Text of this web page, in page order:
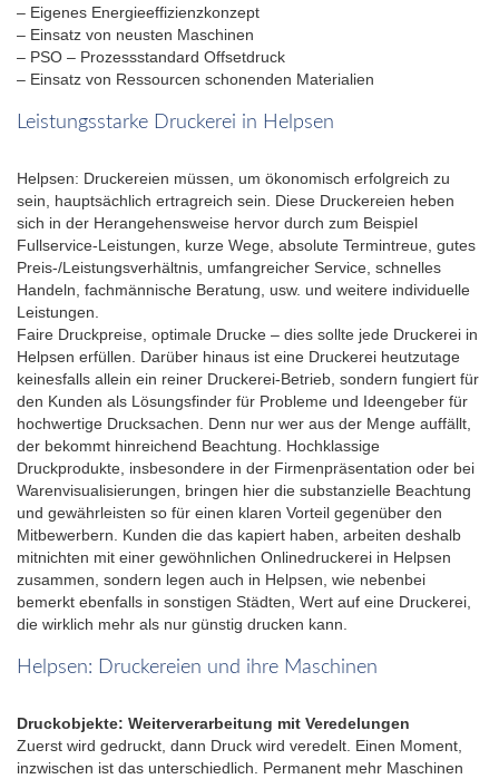
– Eigenes Energieeffizienzkonzept
– Einsatz von neusten Maschinen
– PSO – Prozessstandard Offsetdruck
– Einsatz von Ressourcen schonenden Materialien
Leistungsstarke Druckerei in Helpsen
Helpsen: Druckereien müssen, um ökonomisch erfolgreich zu
sein, hauptsächlich ertragreich sein. Diese Druckereien heben
sich in der Herangehensweise hervor durch zum Beispiel
Fullservice-Leistungen, kurze Wege, absolute Termintreue, gutes
Preis-/Leistungsverhältnis, umfangreicher Service, schnelles
Handeln, fachmännische Beratung, usw. und weitere individuelle
Leistungen.
Faire Druckpreise, optimale Drucke – dies sollte jede Druckerei in
Helpsen erfüllen. Darüber hinaus ist eine Druckerei heutzutage
keinesfalls allein ein reiner Druckerei-Betrieb, sondern fungiert für
den Kunden als Lösungsfinder für Probleme und Ideengeber für
hochwertige Drucksachen. Denn nur wer aus der Menge auffällt,
der bekommt hinreichend Beachtung. Hochklassige
Druckprodukte, insbesondere in der Firmenpräsentation oder bei
Warenvisualisierungen, bringen hier die substanzielle Beachtung
und gewährleisten so für einen klaren Vorteil gegenüber den
Mitbewerbern. Kunden die das kapiert haben, arbeiten deshalb
mitnichten mit einer gewöhnlichen Onlinedruckerei in Helpsen
zusammen, sondern legen auch in Helpsen, wie nebenbei
bemerkt ebenfalls in sonstigen Städten, Wert auf eine Druckerei,
die wirklich mehr als nur günstig drucken kann.
Helpsen: Druckereien und ihre Maschinen
Druckobjekte: Weiterverarbeitung mit Veredelungen
Zuerst wird gedruckt, dann Druck wird veredelt. Einen Moment,
inzwischen ist das unterschiedlich. Permanent mehr Maschinen